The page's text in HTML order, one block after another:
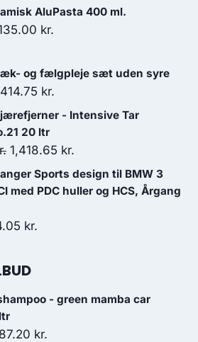
oprindelige
pris
aktuelle
AluPasta 400 ml.
var:
kr.
pris
og fælgpleje sæt uden syre
Den
oprindelige
pris
var:
553.00 kr..
414.75 kr.
aktuelle
er:
414.75 kr..
- Intensive Tar
20 ltr
Den
oprindelige
pris
1,669.00 kr..
1,418.65 kr.
aktuelle
pris
Sports design til BMW 3
med PDC huller og HCS, Årgang
kr..
kr.
3,514.05 kr..
- green mamba car
Den
87.20 kr.